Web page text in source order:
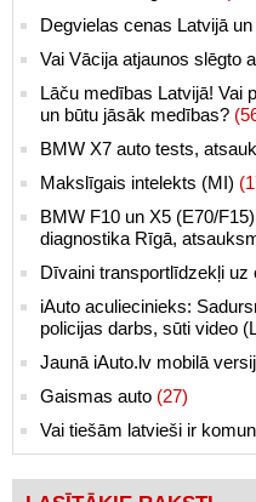
Degvielas cenas Latvijā
Vai Vācija atjaunos slēgto
Lāču medības Latvijā! Vai
un būtu jāsāk medības?
BMW X7 auto tests,
Makslīgais intelekts (MI)
BMW F10 un X5 (E70/
diagnostika Rīgā,
Dīvaini transportlīdzekļi uz
iAuto aculiecinieks:
policijas darbs, sūti video
Jaunā iAuto.lv mobilā
Gaismas auto (27)
Vai tiešām latvieši ir